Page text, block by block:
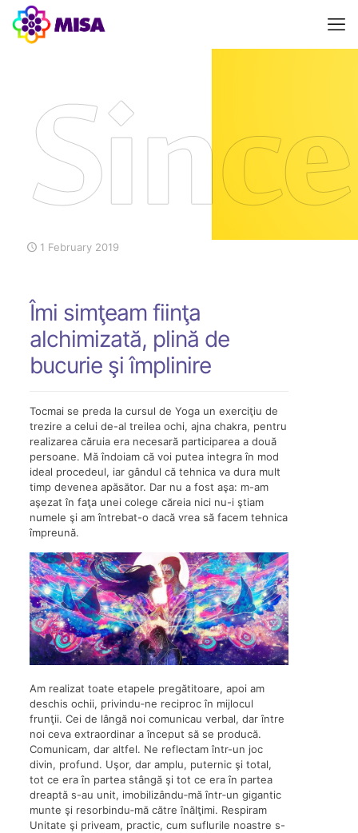
1 February 2019
Îmi simţeam fiinţa
alchimizată, plină de
bucurie şi împlinire
Tocmai se preda la cursul de Yoga un exerciţiu de
trezire a celui de-al treilea ochi, ajna chakra, pentru
realizarea căruia era necesară participarea a două
persoane. Mă îndoiam că voi putea integra în mod
ideal procedeul, iar gândul că tehnica va dura mult
timp devenea apăsător. Dar nu a fost aşa: m-am
aşezat în faţa unei colege căreia nici nu-i ştiam
numele şi am întrebat-o dacă vrea să facem tehnica
împreună.
Am realizat toate etapele pregătitoare, apoi am
deschis ochii, privindu‑ne reciproc în mijlocul
frunţii. Cei de lângă noi comunicau verbal, dar între
noi ceva extraordinar a început să se producă.
Comunicam, dar altfel. Ne reflectam într-un joc
divin, profund. Uşor, dar amplu, puternic şi total,
tot ce era în partea stângă şi tot ce era în partea
dreaptă s-au unit, imobilizându‑mă într‑un gigantic
munte şi resorbindu‑mă către înălţimi. Respiram
Unitate şi priveam, practic, cum suflurile noastre s-